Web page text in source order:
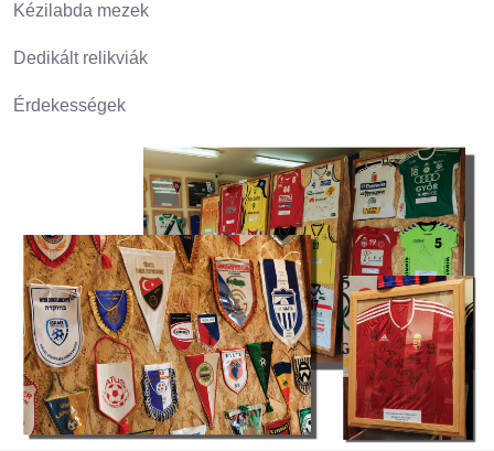
Kézilabda mezek
Dedikált relikviák
Érdekességek